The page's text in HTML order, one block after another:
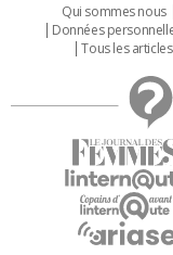
Qui sommes nous
Données
Tous les articles